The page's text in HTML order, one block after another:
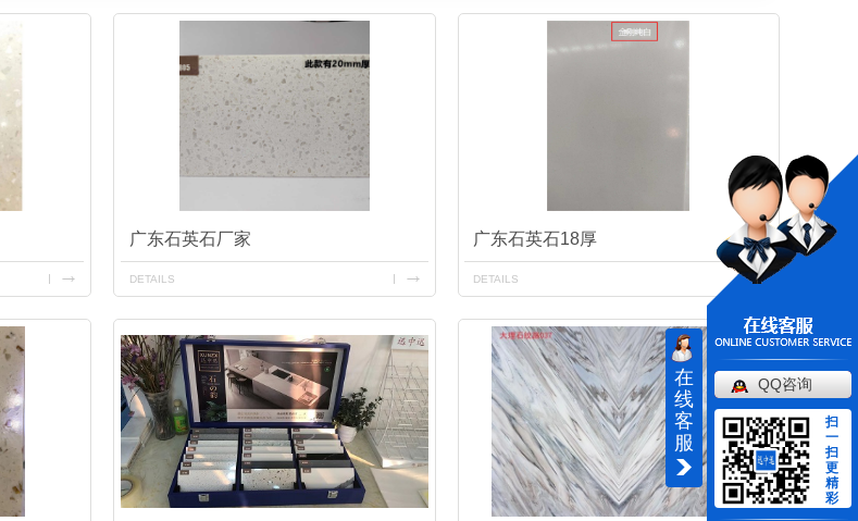
广东石英石厂家
DETAILS
广东石英石18厚
DETAILS
在
线
客
服
QQ咨询
扫
一
扫
更
精
彩